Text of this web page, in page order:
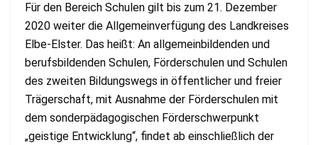
Für den Bereich Schulen gilt bis zum 21. Dezember
2020 weiter die Allgemeinverfügung des Landkreises
Elbe-Elster. Das heißt: An allgemeinbildenden und
berufsbildenden Schulen, Förderschulen und Schulen
des zweiten Bildungswegs in öffentlicher und freier
Trägerschaft, mit Ausnahme der Förderschulen mit
dem sonderpädagogischen Förderschwerpunkt
„geistige Entwicklung“, findet ab einschließlich der